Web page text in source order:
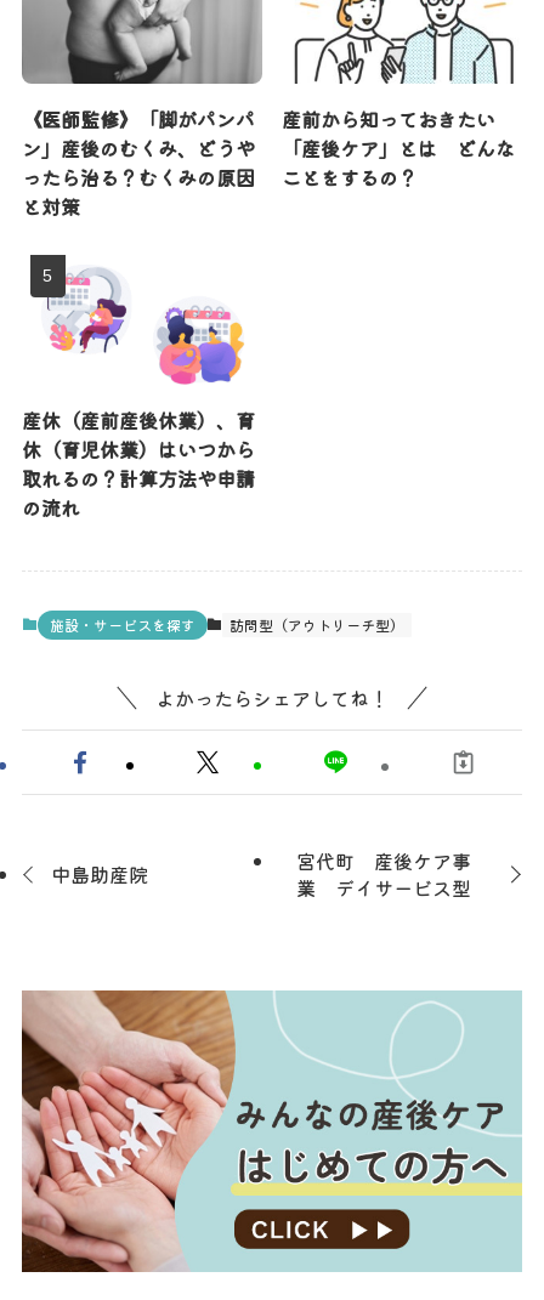
《医師監修》「脚がパンパ
ン」産後のむくみ、どうや
ったら治る？むくみの原因
と対策
産前から知っておきたい
「産後ケア」とは どんな
ことをするの？
産休（産前産後休業）、育
休（育児休業）はいつから
取れるの？計算方法や申請
の流れ
施設・サービスを探す 訪問型（アウトリーチ型）
よかったらシェアしてね！
中島助産院
宮代町 産後ケア事
業 デイサービス型